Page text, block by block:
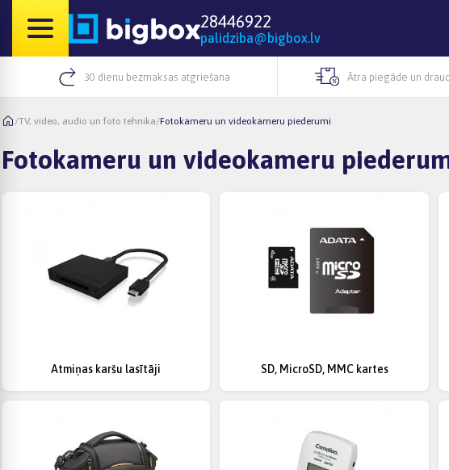
28446922
palidziba@bigbox.lv
30 dienu bezmaksas atgriešana Ātra piegāde un
/TV, video, audio un foto tehnika/Fotokameru un videokameru piederumi
Fotokameru un videokameru
Atmiņas karšu lasītāji SD, MicroSD, MMC kartes